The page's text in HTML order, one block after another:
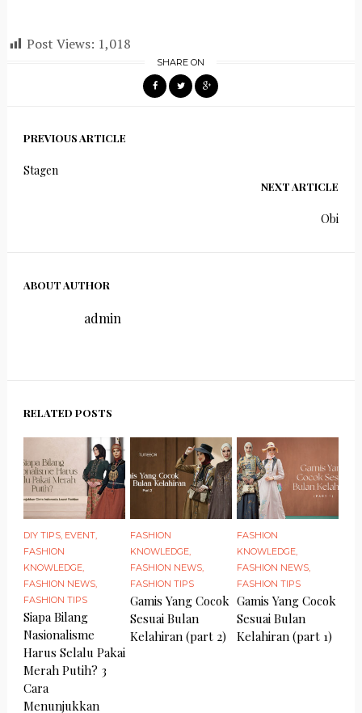
Post Views: 1,018
SHARE ON
PREVIOUS ARTICLE
Stagen
NEXT ARTICLE
Obi
ABOUT AUTHOR
admin
RELATED POSTS
DIY TIPS, EVENT,
FASHION
KNOWLEDGE,
FASHION NEWS,
FASHION TIPS
Siapa Bilang
Nasionalisme
Harus Selalu Pakai
Merah Putih? 3
Cara
Menunjukkan
FASHION
KNOWLEDGE,
FASHION NEWS,
FASHION TIPS
Gamis Yang Cocok
Sesuai Bulan
Kelahiran (part 2)
FASHION
KNOWLEDGE,
FASHION NEWS,
FASHION TIPS
Gamis Yang Cocok
Sesuai Bulan
Kelahiran (part 1)